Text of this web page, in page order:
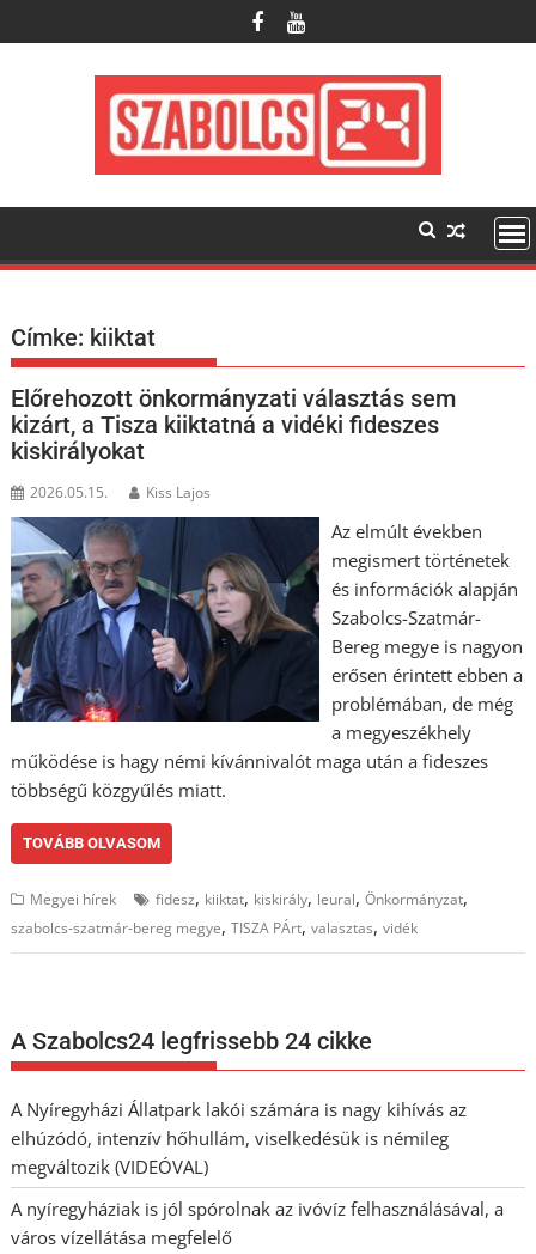
to
Címke: kiiktat
Előrehozott önkormányzati választás sem
kizárt, a Tisza kiiktatná a vidéki fideszes
kiskirályokat
2026.05.15. Kiss Lajos
Az elmúlt években
megismert történetek
és információk alapján
Szabolcs-Szatmár-
Bereg megye is nagyon
erősen érintett ebben a
problémában, de még
a megyeszékhely
működése is hagy némi kívánnivalót maga után a fideszes
többségű közgyűlés miatt.
TOVÁBB OLVASOM
Megyei hírek fidesz, kiiktat, kiskirály, leural,Önkormányzat,
szabolcs-szatmár-bereg megye,TISZA PÁrt,valasztas,vidék
A Szabolcs24 legfrissebb 24 cikke
A Nyíregyházi Állatpark lakói számára is nagy kihívás az
elhúzódó, intenzív hőhullám, viselkedésük is némileg
megváltozik (VIDEÓVAL)
A nyíregyháziak is jól spórolnak az ivóvíz felhasználásával, a
város vízellátása megfelelő